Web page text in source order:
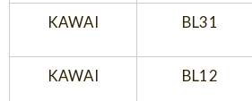
KAWAI BL31
KAWAI BL12